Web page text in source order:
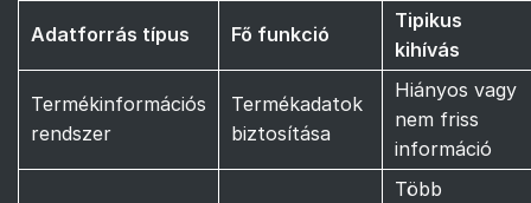
Adatforrás típus Fő funkció
Tipikus
kihívás
Termékinformációs
rendszer
Termékadatok
biztosítása
Hiányos vagy
nem friss
információ
Több